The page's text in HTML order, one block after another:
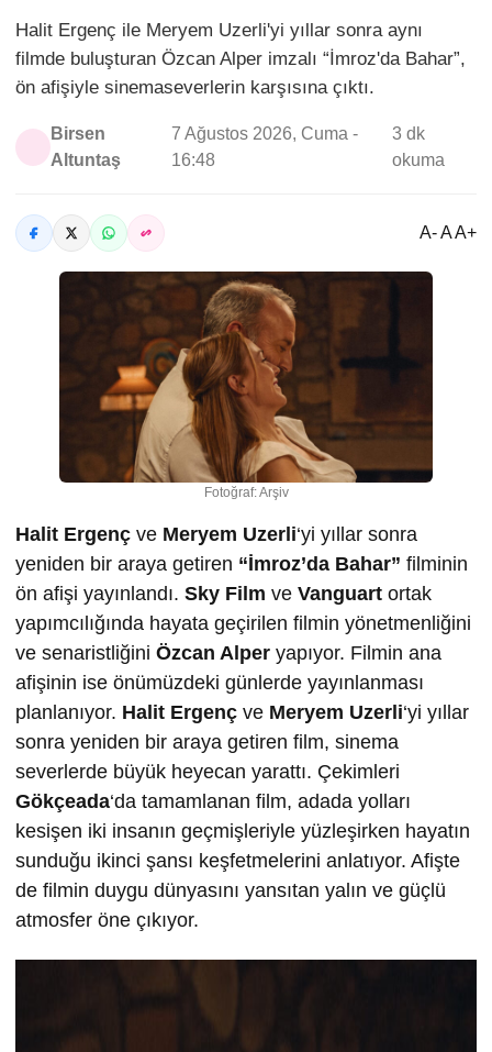
Halit Ergenç ile Meryem Uzerli'yi yıllar sonra aynı
filmde buluşturan Özcan Alper imzalı “İmroz'da Bahar”,
ön afişiyle sinemaseverlerin karşısına çıktı.
Birsen
Altuntaş
7 Ağustos 2026, Cuma -
16:48
3 dk
okuma
A- A A+
Fotoğraf: Arşiv
Halit Ergenç ve Meryem Uzerli‘yi yıllar sonra
yeniden bir araya getiren “İmroz’da Bahar” filminin
ön afişi yayınlandı. Sky Film ve Vanguart ortak
yapımcılığında hayata geçirilen filmin yönetmenliğini
ve senaristliğini Özcan Alper yapıyor. Filmin ana
afişinin ise önümüzdeki günlerde yayınlanması
planlanıyor. Halit Ergenç ve Meryem Uzerli‘yi yıllar
sonra yeniden bir araya getiren film, sinema
severlerde büyük heyecan yarattı. Çekimleri
Gökçeada‘da tamamlanan film, adada yolları
kesişen iki insanın geçmişleriyle yüzleşirken hayatın
sunduğu ikinci şansı keşfetmelerini anlatıyor. Afişte
de filmin duygu dünyasını yansıtan yalın ve güçlü
atmosfer öne çıkıyor.